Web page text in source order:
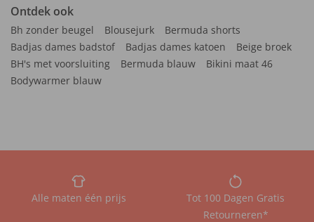
Ontdek ook
Bh zonder beugel Blousejurk
Bermuda shorts
Badjas dames badstof
Badjas dames katoen
Beige broek
BH's met voorsluiting
Bermuda blauw
Bikini maat 46
Bodywarmer blauw
Alle maten één prijs
Tot 100 Dagen Gratis
Retourneren*